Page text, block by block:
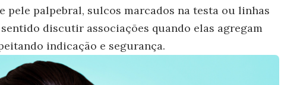
pele palpebral, sulcos marcados na testa ou linhas
discutir associações quando elas agregam
indicação e segurança.